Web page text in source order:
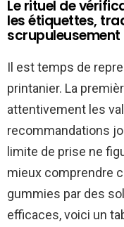
Le rituel de
les étiquettes,
Il est temps de
printanier. La
attentivement les
recommandations
limite de prise ne
mieux comprendre
gummies par des
efficaces, voici un